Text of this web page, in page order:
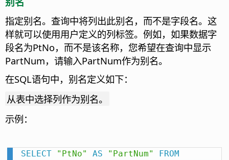
指定别名。查询中将列出此别名，而不是字段名。这
样就可以使用用户定义的列标签。 例如，如果数据字
段名为PtNo，而不是该名称，您希望在查询中显示
PartNum，请输入PartNum作为别名。
在SQL语句中，别名定义如下：
从表中选择列作为别名。
示例：
SELECT "PtNo" AS "PartNum"
FROM